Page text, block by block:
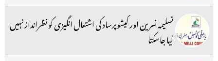
تسلیمہ نسرین اور کیشوپرساد کی اشتعال انگیزی کو نظرانداز نہیں
کیا جاسکتا